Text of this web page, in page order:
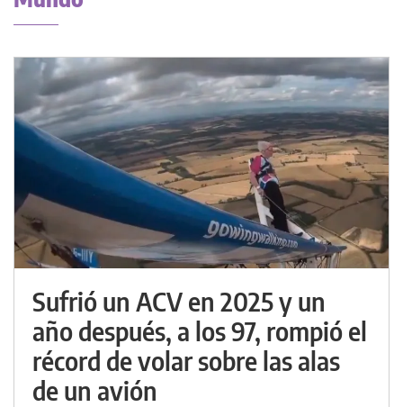
Sufrió un ACV en 2025 y un
año después, a los 97, rompió el
récord de volar sobre las alas
de un avión